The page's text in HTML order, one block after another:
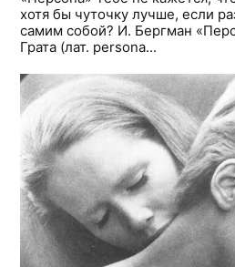
хотя бы чуточку лучше, если
самим собой? И. Бергман
Грата (лат. persona...